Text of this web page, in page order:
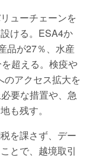
ューチェーンを
ける。ESA4か
品が27％、水産
超える。検疫や
のアクセス拡大を
要な措置や、急
も残す。
を課さず、デー
とで、越境取引